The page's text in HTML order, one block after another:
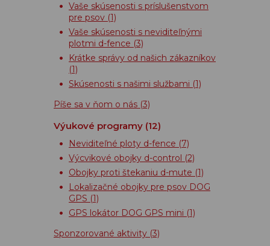
Vaše skúsenosti s príslušenstvom
pre psov (1)
Vaše skúsenosti s neviditeľnými
plotmi d-fence (3)
Krátke správy od našich zákazníkov
(1)
Skúsenosti s našimi službami (1)
Píše sa v ňom o nás (3)
Výukové programy (12)
Neviditeľné ploty d-fence (7)
Výcvikové obojky d-control (2)
Obojky proti štekaniu d-mute (1)
Lokalizačné obojky pre psov DOG
GPS (1)
GPS lokátor DOG GPS mini (1)
Sponzorované aktivity (3)